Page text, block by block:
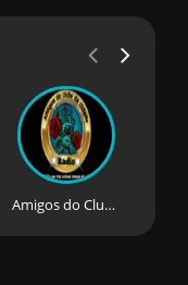
Amigos do Clube da Cidade